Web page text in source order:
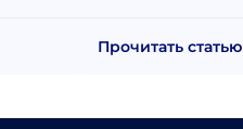
Прочитать статью